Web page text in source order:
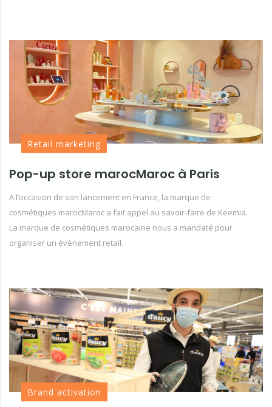
Retail marketing
Pop-up store marocMaroc à Paris
A l’occasion de son lancement en France, la marque de
cosmétiques marocMaroc a fait appel au savoir-faire de Keemia.
La marque de cosmétiques marocaine nous a mandaté pour
organiser un évènement retail.
Brand activation